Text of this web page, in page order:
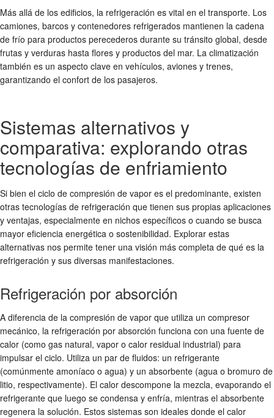
Más allá de los edificios, la refrigeración es vital en el transporte. Los
camiones, barcos y contenedores refrigerados mantienen la cadena
de frío para productos perecederos durante su tránsito global, desde
frutas y verduras hasta flores y productos del mar. La climatización
también es un aspecto clave en vehículos, aviones y trenes,
garantizando el confort de los pasajeros.
Sistemas alternativos y
comparativa: explorando otras
tecnologías de enfriamiento
Si bien el ciclo de compresión de vapor es el predominante, existen
otras tecnologías de refrigeración que tienen sus propias aplicaciones
y ventajas, especialmente en nichos específicos o cuando se busca
mayor eficiencia energética o sostenibilidad. Explorar estas
alternativas nos permite tener una visión más completa de qué es la
refrigeración y sus diversas manifestaciones.
Refrigeración por absorción
A diferencia de la compresión de vapor que utiliza un compresor
mecánico, la refrigeración por absorción funciona con una fuente de
calor (como gas natural, vapor o calor residual industrial) para
impulsar el ciclo. Utiliza un par de fluidos: un refrigerante
(comúnmente amoníaco o agua) y un absorbente (agua o bromuro de
litio, respectivamente). El calor descompone la mezcla, evaporando el
refrigerante que luego se condensa y enfría, mientras el absorbente
regenera la solución. Estos sistemas son ideales donde el calor